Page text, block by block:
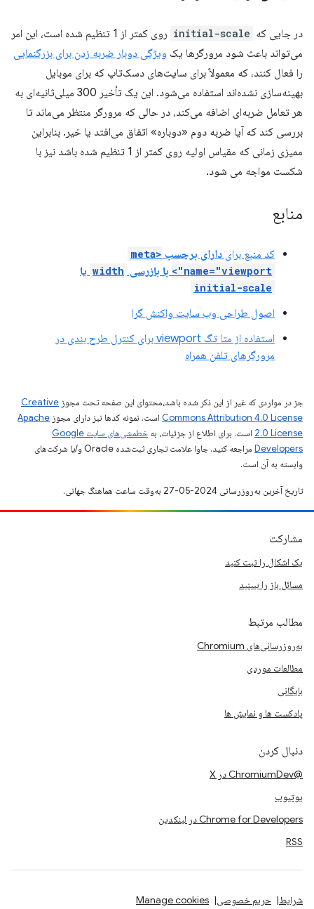
در جایی که initial-scale
روی کمتر از 1 تنظیم شده است، این امر
می‌تواند باعث شود مرورگرها یک ویژگی دوبار ضربه زدن برای بزرگنمایی
را فعال کنند، که معمولاً برای سایت‌های دسک‌تاپ که برای موبایل
بهینه‌سازی نشده‌اند استفاده می‌شود. این یک تأخیر 300 میلی‌ثانیه‌ای به
هر تعامل ضربه‌ای اضافه می‌کند، در حالی که مرورگر منتظر می‌ماند تا
بررسی کند که آیا ضربه دوم «دوباره» اتفاق می‌افتد یا خیر. بنابراین
ممیزی زمانی که مقیاس اولیه روی کمتر از 1 تنظیم شده باشد نیز با
شکست مواجه می شود.
منابع
کد منبع برای دارای برچسب
<meta
name="viewport">
با بازرسی width یا
initial-scale
اصول طراحی وب سایت واکنش گرا
استفاده از متا تگ viewport برای کنترل طرح بندی در
مرورگرهای تلفن همراه
جز در مواردی که غیر از این ذکر شده باشد،‌محتوای این صفحه تحت مجوز Creative
Commons Attribution 4.0 License است. نمونه کدها نیز دارای مجوز Apache
2.0 License است. برای اطلاع از جزئیات، به
خطمشی‌های سایت Google
Developers‏
مراجعه کنید. جاوا علامت تجاری ثبت‌شده Oracle و/یا شرکت‌های
وابسته به آن است.
تاریخ آخرین به‌روزرسانی 2024-05-27 به‌وقت ساعت هماهنگ جهانی.
مشارکت
یک اشکال را ثبت کنید
مسائل باز را ببینید
مطالب مرتبط
به‌روزرسانی‌های Chromium
مطالعات موردی
بایگانی
پادکست ها و نمایش ها
دنبال کردن
@ChromiumDev در X
یوتیوب
Chrome for Developers در لینکدین
RSS
شرایط حریم خصوصی Manage cookies